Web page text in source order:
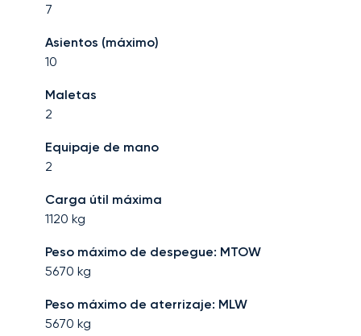
7
Asientos (máximo)
10
Maletas
2
Equipaje de mano
2
Carga útil máxima
1120 kg
Peso máximo de despegue: MTOW
5670 kg
Peso máximo de aterrizaje: MLW
5670 kg